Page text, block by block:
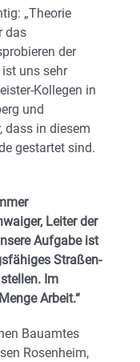
„Theorie
das
der
uns sehr
Kollegen in
und
dass in diesem
gestartet sind.
Leiter der
Aufgabe ist
Straßen-
Im
Arbeit.“
Bauamtes
Rosenheim,